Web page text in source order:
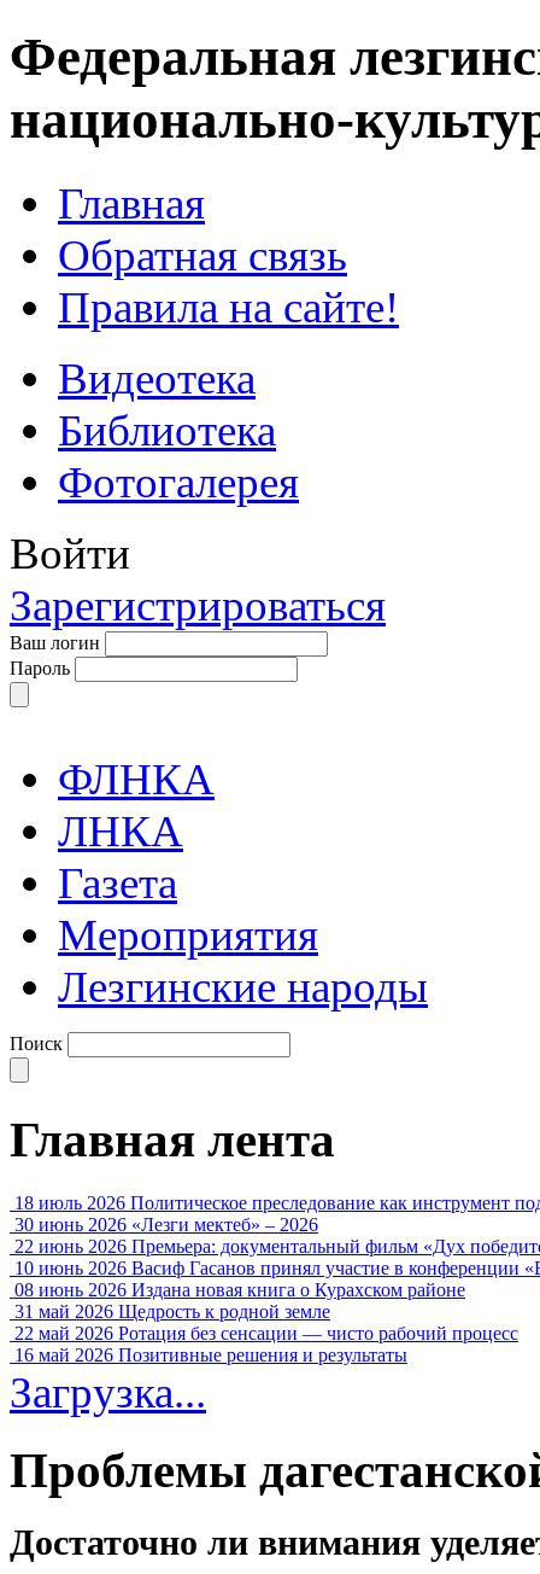
Федеральная
национально-
Главная
Обратная связь
Правила на сайте!
Видеотека
Библиотека
Фотогалерея
Войти
Зарегистрироваться
Ваш логин
Пароль
ФЛНКА
ЛНКА
Газета
Мероприятия
Лезгинские народы
Поиск
Главная лента
18 июль 2026 Политическое преследование как инструмент
30 июнь 2026 «Лезги мектеб» – 2026
22 июнь 2026 Премьера: документальный фильм «Дух
10 июнь 2026 Васиф Гасанов принял участие в конференции
08 июнь 2026 Издана новая книга о Курахском районе
31 май 2026 Щедрость к родной земле
22 май 2026 Ротация без сенсации — чисто рабочий процесс
16 май 2026 Позитивные решения и результаты
Загрузка...
Проблемы
Достаточно ли внимания